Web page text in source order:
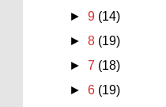
►9 (14)
►8 (19)
►7 (18)
►6 (19)